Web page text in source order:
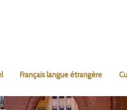
Français langue étrangère